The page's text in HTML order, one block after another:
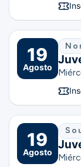
19
Agosto
19
Agosto